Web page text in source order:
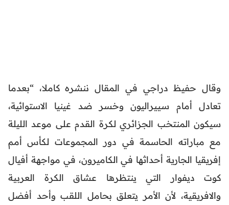
وقال حفيظ دراجي في المقال ننشره كاملا، “بعدما
تعادل أمام سييراليون وخسر ضد غينيا الاستوائية،
سيكون المنتخب الجزائري لكرة القدم على موعد الليلة
مع مباراته الحاسمة في دور المجموعات لكأس أمم
إفريقيا الجارية أحداثها في الكاميرون، في مواجهة أفيال
كوت ديفوار التي ينتظرها عشاق الكرة العربية
والافريقية، لأن الأمر يتعلق بحامل اللقب وأحد أفضل